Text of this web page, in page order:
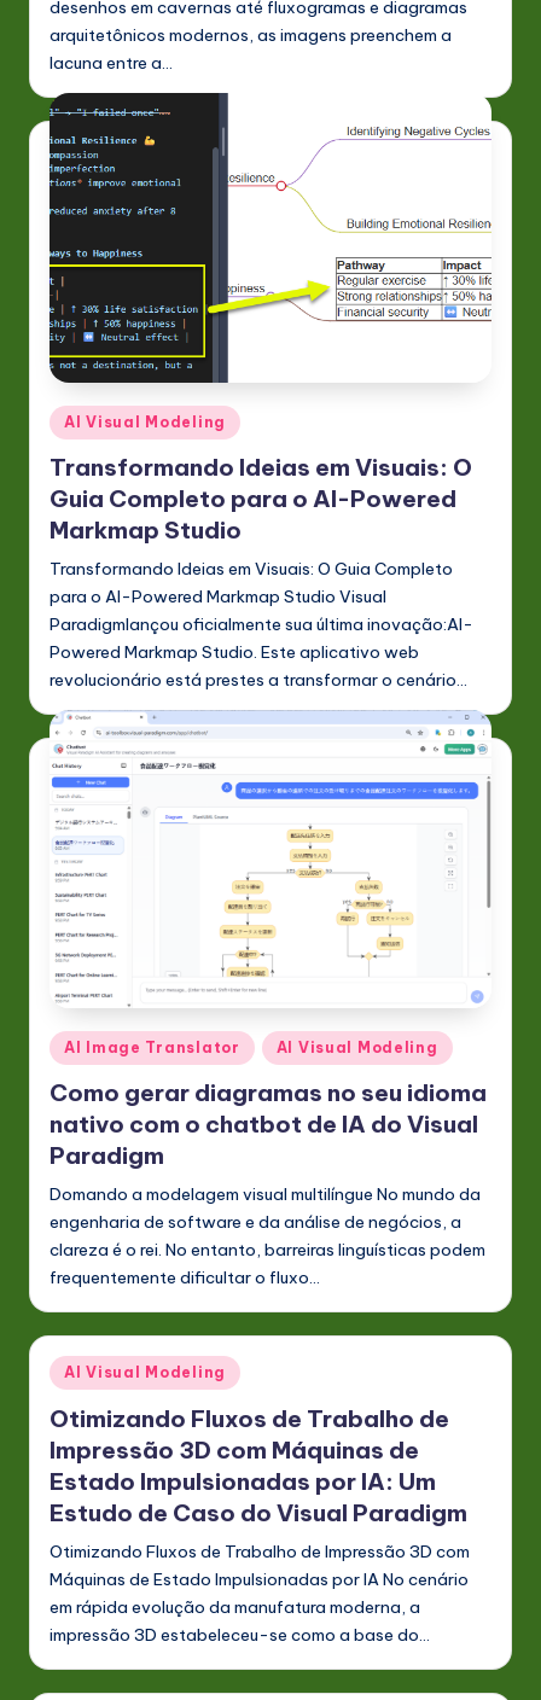
desenhos em cavernas até fluxogramas e diagramas
arquitetônicos modernos, as imagens preenchem a
lacuna entre a…
Posted
in
AI Visual Modeling
Transformando Ideias em Visuais: O
Guia Completo para o AI-Powered
Markmap Studio
Transformando Ideias em Visuais: O Guia Completo
para o AI-Powered Markmap Studio Visual
Paradigmlançou oficialmente sua última inovação:AI-
Powered Markmap Studio. Este aplicativo web
revolucionário está prestes a transformar o cenário…
Posted
in
AI Image Translator AI Visual Modeling
Como gerar diagramas no seu idioma
nativo com o chatbot de IA do Visual
Paradigm
Domando a modelagem visual multilíngue No mundo da
engenharia de software e da análise de negócios, a
clareza é o rei. No entanto, barreiras linguísticas podem
frequentemente dificultar o fluxo…
Posted
AI Visual Modeling
Otimizando Fluxos de Trabalho de
Impressão 3D com Máquinas de
Estado Impulsionadas por IA: Um
Estudo de Caso do Visual Paradigm
Otimizando Fluxos de Trabalho de Impressão 3D com
Máquinas de Estado Impulsionadas por IA No cenário
em rápida evolução da manufatura moderna, a
impressão 3D estabeleceu-se como a base do…